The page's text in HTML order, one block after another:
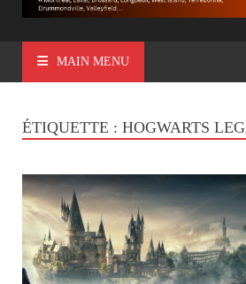
MAIN MENU
ÉTIQUETTE : HOGWARTS